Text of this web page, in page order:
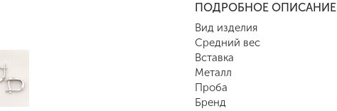
ПОДРОБНОЕ ОПИСАНИЕ
Вид изделия
Средний вес
Вставка
Металл
Проба
Бренд